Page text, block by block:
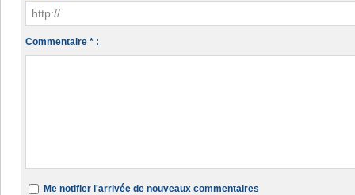
Commentaire * :
Me notifier l'arrivée de nouveaux commentaires